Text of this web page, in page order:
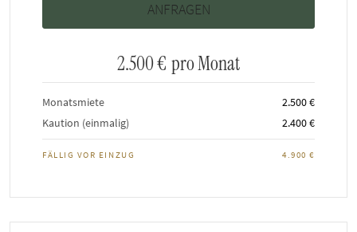
2.500 € pro Monat
Monatsmiete
2.500 €
Kaution (einmalig)
2.400 €
FÄLLIG VOR EINZUG 4.900 €